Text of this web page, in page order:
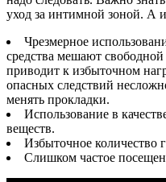
уход за интимной зоной. А
Чрезмерное
средства мешают
приводит к избыточном
опасных следствий
менять прокладки.
Использование в
веществ.
Избыточное количество
Слишком частое